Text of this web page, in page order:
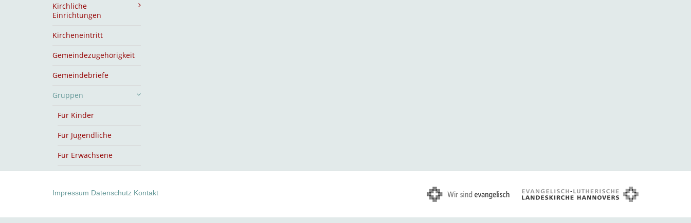
Kirchliche
Einrichtungen
Kircheneintritt
Gemeindezugehörigkeit
Gemeindebriefe
Gruppen
Für Kinder
Für Jugendliche
Für Erwachsene
Impressum Datenschutz Kontakt